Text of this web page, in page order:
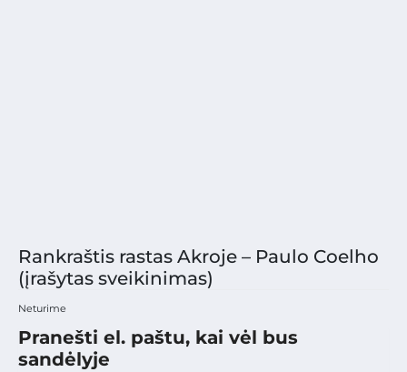
Rankraštis rastas Akroje – Paulo Coelho
(įrašytas sveikinimas)
Neturime
Pranešti el. paštu, kai vėl bus
sandėlyje